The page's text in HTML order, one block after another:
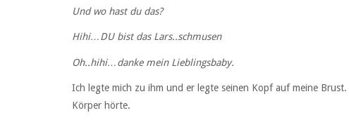
Und wo hast du das?
Hihi…DU bist das Lars..schmusen
Oh..hihi…danke mein Lieblingsbaby.
Ich legte mich zu ihm und er legte seinen Kopf auf meine
Körper hörte.